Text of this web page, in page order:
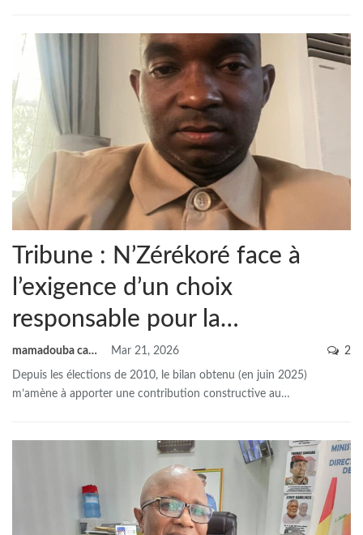
Tribune : N’Zérékoré face à
l’exigence d’un choix
responsable pour la…
mamadouba camara Mar 21, 2026 2
Depuis les élections de 2010, le bilan obtenu (en juin 2025)
m’amène à apporter une contribution constructive au…